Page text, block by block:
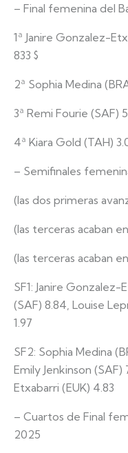
– Final femenina del
1ª Janire Gonzalez-
833 $
2ª Sophia Medina
3ª Remi Fourie (SAF)
4ª Kiara Gold (TAH)
– Semifinales
(las dos primeras
(las terceras acaban
(las terceras acaban
SF1: Janire Gonzalez-
(SAF) 8.84, Louise
1.97
SF2: Sophia Medina
Emily Jenkinson
Etxabarri (EUK) 4.83
– Cuartos de Final
2025